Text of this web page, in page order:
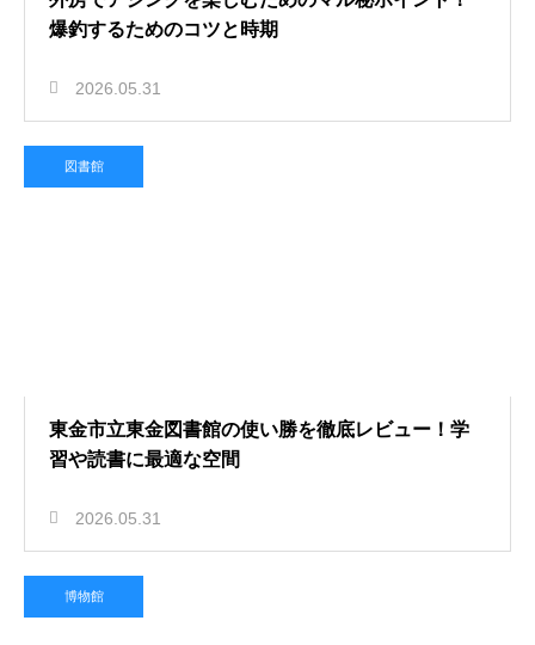
爆釣するためのコツと時期
2026.05.31
図書館
東金市立東金図書館の使い勝を徹底レビュー！学
習や読書に最適な空間
2026.05.31
博物館